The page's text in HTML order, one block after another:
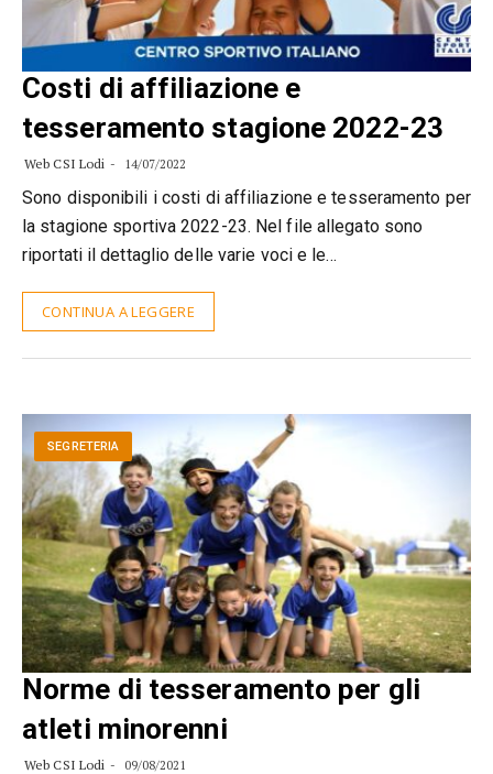
Costi di affiliazione e
tesseramento stagione 2022-23
Web CSI Lodi 14/07/2022
Sono disponibili i costi di affiliazione e tesseramento per
la stagione sportiva 2022-23. Nel file allegato sono
riportati il dettaglio delle varie voci e le…
CONTINUA A LEGGERE
SEGRETERIA
Norme di tesseramento per gli
atleti minorenni
Web CSI Lodi 09/08/2021